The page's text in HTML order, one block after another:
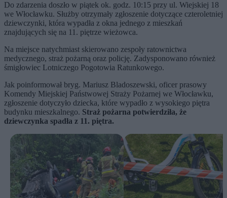
Do zdarzenia doszło w piątek ok. godz. 10:15 przy ul. Wiejskiej 18
we Włocławku. Służby otrzymały zgłoszenie dotyczące czteroletniej
dziewczynki, która wypadła z okna jednego z mieszkań
znajdujących się na 11. piętrze wieżowca.
Na miejsce natychmiast skierowano zespoły ratownictwa
medycznego, straż pożarną oraz policję. Zadysponowano również
śmigłowiec Lotniczego Pogotowia Ratunkowego.
Jak poinformował bryg. Mariusz Bladoszewski, oficer prasowy
Komendy Miejskiej Państwowej Straży Pożarnej we Włocławku,
zgłoszenie dotyczyło dziecka, które wypadło z wysokiego piętra
budynku mieszkalnego. Straż pożarna potwierdziła, że
dziewczynka spadła z 11. piętra.